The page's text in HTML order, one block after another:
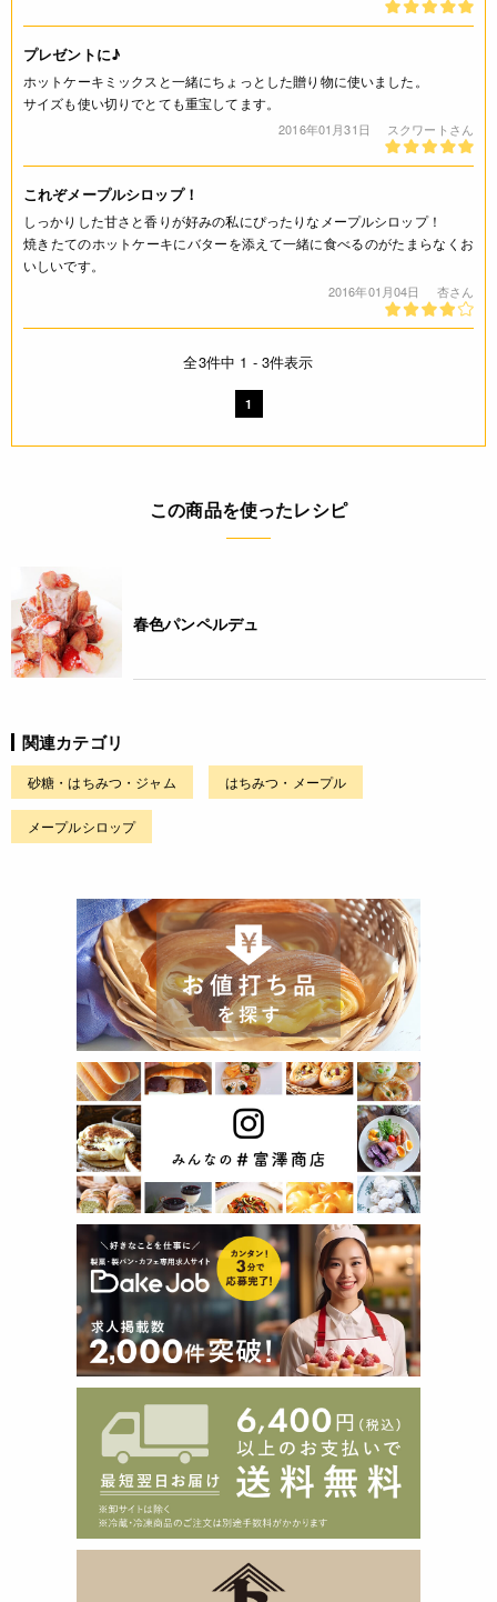
プレゼントに♪
ホットケーキミックスと一緒にちょっとした贈り物に使いました。
サイズも使い切りでとても重宝してます。
2016年01月31日 スクワートさん
これぞメープルシロップ！
しっかりした甘さと香りが好みの私にぴったりなメープルシロップ！
焼きたてのホットケーキにバターを添えて一緒に食べるのがたまらなくお
いしいです。
2016年01月04日 杏さん
全3件中 1 - 3件表示
1
この商品を使ったレシピ
春色パンペルデュ
関連カテゴリ
砂糖・はちみつ・ジャム はちみつ・メープル
メープルシロップ